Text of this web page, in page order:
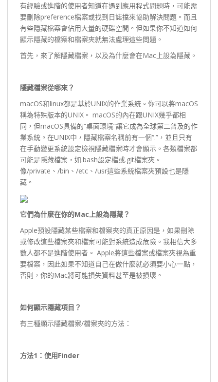
有經驗或進階的使用者知道在遇到應用程式問題時，可能需
要刪除preference檔案或找到日誌擋來協助解決問題。而且
有些隱藏檔案會佔用大量的硬碟空間。但如果你不知道如何
顯示隱藏的檔案和檔案夾就無法處理這些問題。
首先，來了解隱藏檔案，以及為什麼會在Mac上設為隱藏。
隱藏檔案從哪來？
macOS和linux都是基於UNIX的作業系統。你可以將macOS
稱為特殊版本的UNIX。 macOS的內在跟UNIX幾乎都相
同，但macOS具備的“桌面環境”讓它成為全球第二普及的作
業系統。在UNIX中，隱藏檔案名稱前有一個“.”，並且只有
在手動變更系統設定檢視隱藏檔案時才會顯示。各類檔案都
可能是隱藏檔案，如.bash設定檔或.git檔案夾。
像/private、/bin、/etc、/usr這些系統檔案夾預設也是隱
藏。
它們為什麼在你的Mac 上設為隱藏？
Apple預設隱藏某些檔案和檔案夾的真正原因是，如果刪除
或修改這些檔案夾和檔案可能對系統造成危險。我相信大多
數人都不是進階使用者。 Apple將這些檔案或檔案夾視為重
要檔案，因此如果不知道自己在做什麼就必須要小心一點，
否則，你的Mac將可能損失資料甚至是被損壞。
如何顯示隱藏項目？
有三種顯示隱藏檔案/檔案夾的方法：
方法1 ：使用Finder